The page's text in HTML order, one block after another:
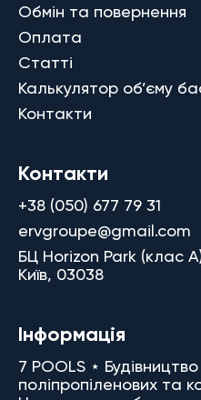
Обмін та повернення
Оплата
Статті
Калькулятор об’єму
Контакти
Контакти
+38 (050) 677 79 31
ervgroupe@gmail.com
БЦ Horizon Park (клас
Київ, 03038
Інформація
7 POOLS ⋆
поліпропіленових та